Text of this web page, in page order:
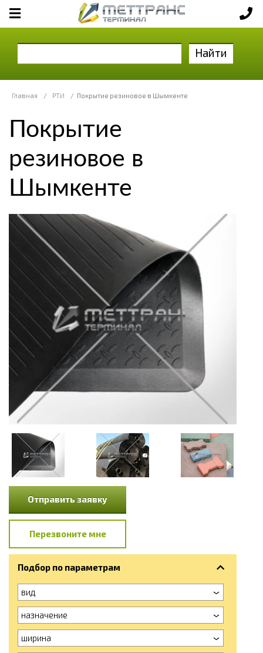
Найти
Главная / РТИ / Покрытие резиновое в Шымкенте
Покрытие
резиновое в
Шымкенте
Отправить заявку
Перезвоните мне
Подбор по параметрам
вид
назначение
ширина